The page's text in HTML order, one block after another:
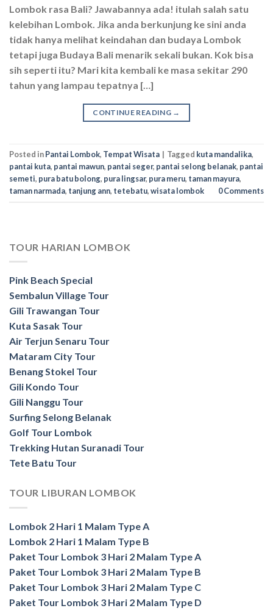
Lombok rasa Bali? Jawabannya ada! itulah salah satu
kelebihan Lombok. Jika anda berkunjung ke sini anda
tidak hanya melihat keindahan dan budaya Lombok
tetapi juga Budaya Bali menarik sekali bukan. Kok bisa
sih seperti itu? Mari kita kembali ke masa sekitar 290
tahun yang lampau tepatnya […]
CONTINUE READING →
Posted inPantai Lombok, Tempat Wisata | Tagged kuta mandalika,
pantai kuta, pantai mawun, pantai seger, pantai selong belanak, pantai
semeti, pura batu bolong, pura lingsar, pura meru, taman mayura,
taman narmada, tanjung ann, tetebatu,wisata lombok 0 Comments
TOUR HARIAN LOMBOK
Pink Beach Special
Sembalun Village Tour
Gili Trawangan Tour
Kuta Sasak Tour
Air Terjun Senaru Tour
Mataram City Tour
Benang Stokel Tour
Gili Kondo Tour
Gili Nanggu Tour
Surfing Selong Belanak
Golf Tour Lombok
Trekking Hutan Suranadi Tour
Tete Batu Tour
TOUR LIBURAN LOMBOK
Lombok 2 Hari 1 Malam Type A
Lombok 2 Hari 1 Malam Type B
Paket Tour Lombok 3 Hari 2 Malam Type A
Paket Tour Lombok 3 Hari 2 Malam Type B
Paket Tour Lombok 3 Hari 2 Malam Type C
Paket Tour Lombok 3 Hari 2 Malam Type D